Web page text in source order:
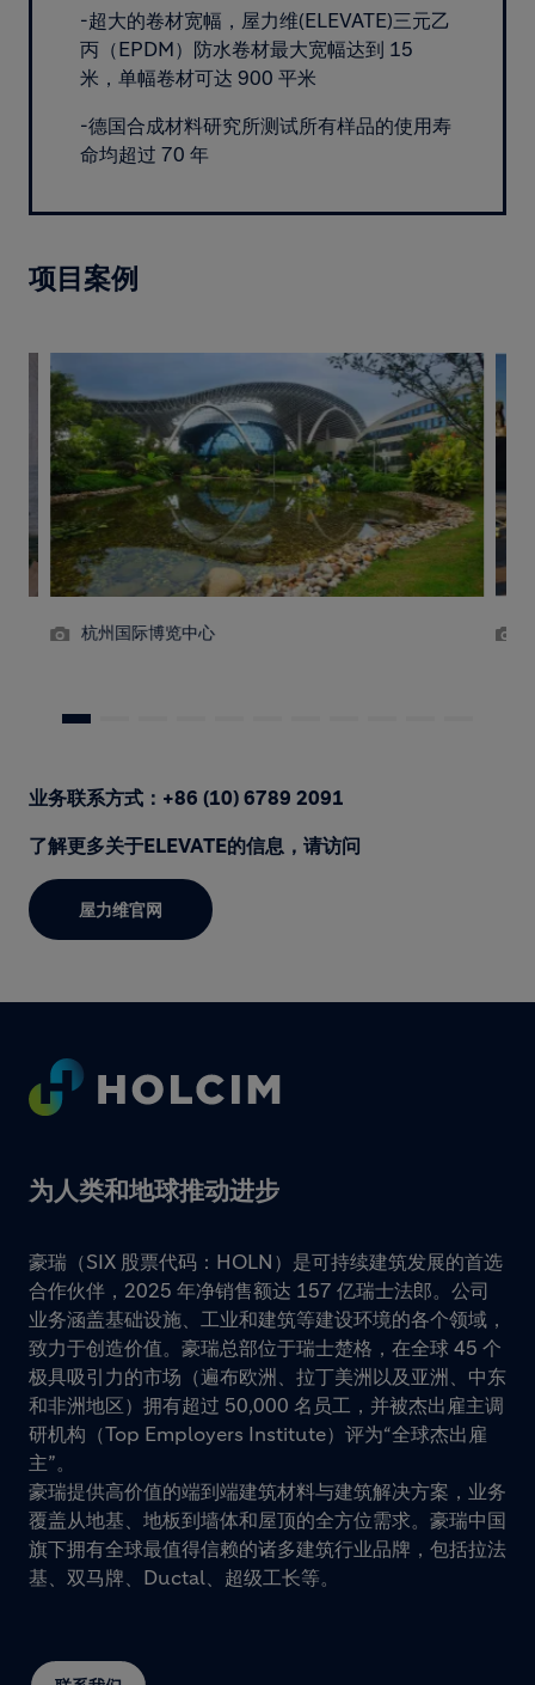
-超大的卷材宽幅，屋力维(ELEVATE)三元乙
丙（EPDM）防水卷材最大宽幅达到 15
米，单幅卷材可达 900 平米
-德国合成材料研究所测试所有样品的使用寿
命均超过 70 年
项目案例
北京环球度假中心
业务联系方式：+86 (10) 6789 2091
了解更多关于ELEVATE的信息，请访问
屋力维官网
Footer
为人类和地球推动进步
豪瑞（SIX 股票代码：HOLN）是可持续建筑发展的首选
合作伙伴，2025 年净销售额达 157 亿瑞士法郎。公司
业务涵盖基础设施、工业和建筑等建设环境的各个领域，
致力于创造价值。豪瑞总部位于瑞士楚格，在全球 45 个
极具吸引力的市场（遍布欧洲、拉丁美洲以及亚洲、中东
和非洲地区）拥有超过 50,000 名员工，并被杰出雇主调
研机构（Top Employers Institute）评为“全球杰出雇
主”。
豪瑞提供高价值的端到端建筑材料与建筑解决方案，业务
覆盖从地基、地板到墙体和屋顶的全方位需求。豪瑞中国
旗下拥有全球最值得信赖的诸多建筑行业品牌，包括拉法
基、双马牌、Ductal、超级工长等。